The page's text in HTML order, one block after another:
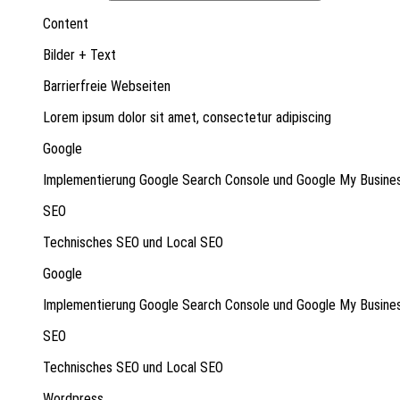
Content
Bilder + Text
Barrierfreie Webseiten
Lorem ipsum dolor sit amet, consectetur adipiscing
Google
Implementierung Google Search Console und Google My
SEO
Technisches SEO und Local SEO
Google
Implementierung Google Search Console und Google My
SEO
Technisches SEO und Local SEO